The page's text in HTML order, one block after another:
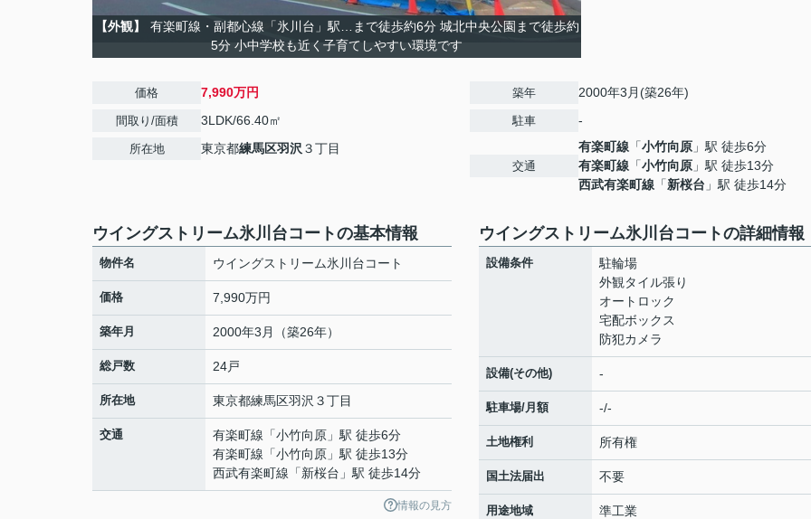
【外観】
有楽町線・副都心線「氷川台」駅…まで徒歩約6分 城北中央公園まで徒歩約
5分 小中学校も近く子育てしやすい環境です
価格 7,990万円
間取り/面積 3LDK/66.40㎡
所在地 東京都練馬区羽沢 ３丁目
築年 2000年3月(築26年)
駐車 -
交通
有楽町線 「小竹向原 」駅 徒歩6分
有楽町線 「小竹向原 」駅 徒歩13分
西武有楽町線 「新桜台 」駅 徒歩14分
ウイングストリーム氷川台コートの基本情報
物件名 ウイングストリーム氷川台コート
価格 7,990万円
築年月 2000年3月（築26年）
総戸数 24戸
所在地 東京都練馬区羽沢 ３丁目
交通 有楽町線 「小竹向原 」駅 徒歩6分
有楽町線 「小竹向原 」駅 徒歩13分
西武有楽町線 「新桜台 」駅 徒歩14分
情報の見方
ウイングストリーム氷川台コートの詳細情報
設備条件
駐輪場
外観タイル張り
オートロック
宅配ボックス
防犯カメラ
設備(その他) -
駐車場/月額 -/-
土地権利 所有権
国土法届出 不要
用途地域 準工業